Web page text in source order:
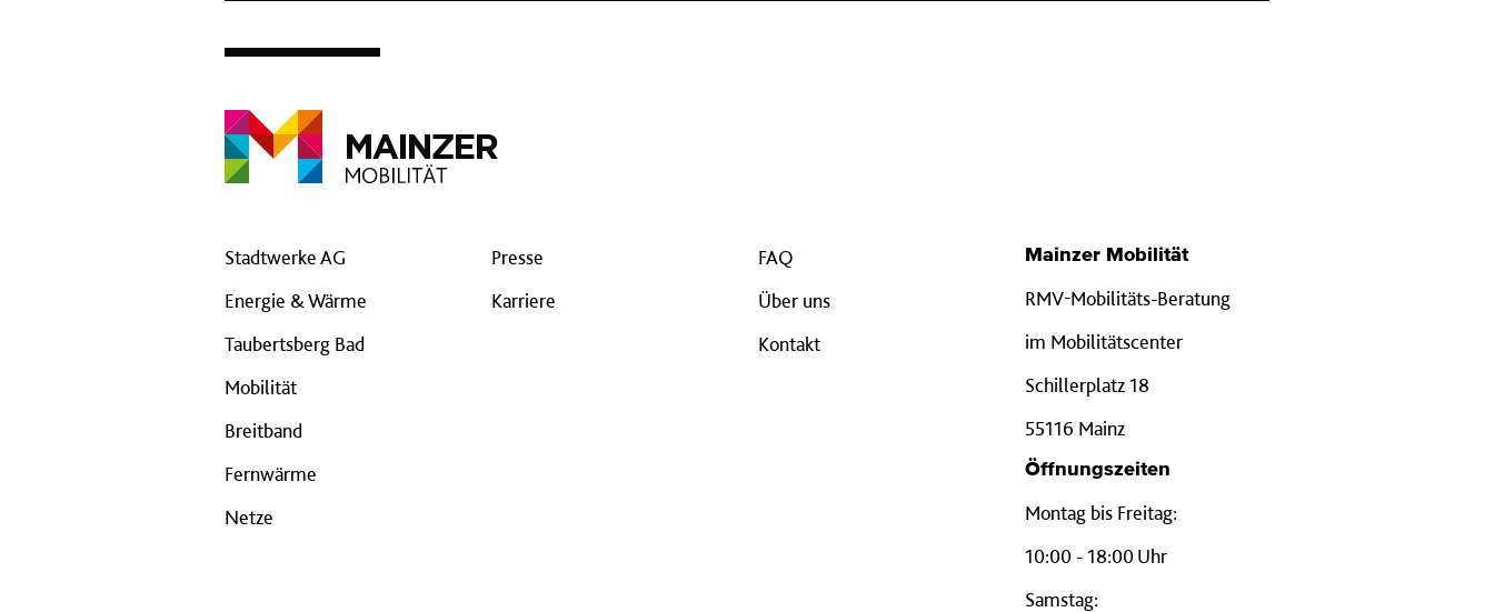
Stadtwerke AG
Energie & Wärme
Taubertsberg Bad
Mobilität
Breitband
Fernwärme
Netze
Presse
Karriere
FAQ
Über uns
Kontakt
Mainzer Mobilität
RMV-Mobilitäts-Beratung
im Mobilitätscenter
Schillerplatz 18
55116 Mainz
Öffnungszeiten
Montag bis Freitag:
10:00 - 18:00 Uhr
Samstag: